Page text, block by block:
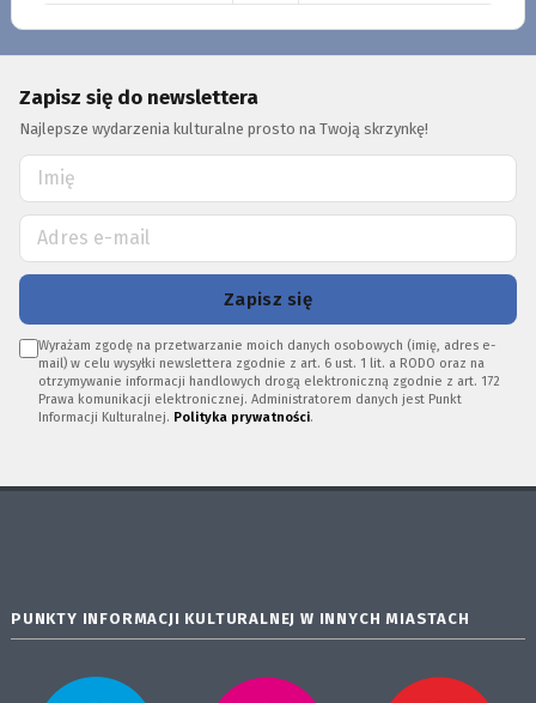
Zapisz się do newslettera
Najlepsze wydarzenia kulturalne prosto na Twoją skrzynkę!
Zapisz się
Wyrażam zgodę na przetwarzanie moich danych osobowych (imię, adres e-
mail) w celu wysyłki newslettera zgodnie z art. 6 ust. 1 lit. a RODO oraz na
otrzymywanie informacji handlowych drogą elektroniczną zgodnie z art. 172
Prawa komunikacji elektronicznej. Administratorem danych jest Punkt
Informacji Kulturalnej. Polityka prywatności.
PUNKTY INFORMACJI KULTURALNEJ W INNYCH MIASTACH